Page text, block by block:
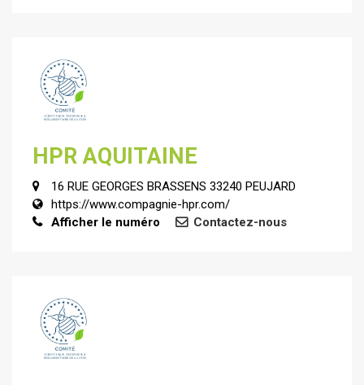
HPR AQUITAINE
16 RUE GEORGES BRASSENS 33240 PEUJARD
https://www.compagnie-hpr.com/
Afficher le numéro
Contactez-nous